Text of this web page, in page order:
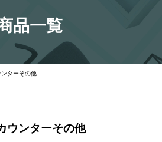
品一覧
ターその他
ウンターその他